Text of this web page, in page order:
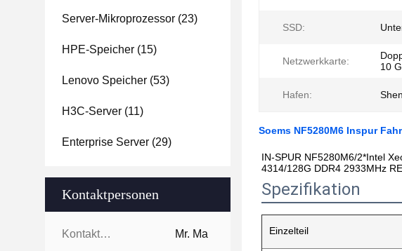
Server-Mikroprozessor (23)
HPE-Speicher (15)
Lenovo Speicher (53)
H3C-Server (11)
Enterprise Server (29)
Kontaktpersonen
Kontaktpersonen: Mr. Ma
SSD:
Netzwerkkarte:
10
Hafen:
Soems NF5280M6 Inspur
IN-SPUR NF5280M6/2*Intel
4314/128G DDR4 2933MHz
Spezifikation
Einzelteil